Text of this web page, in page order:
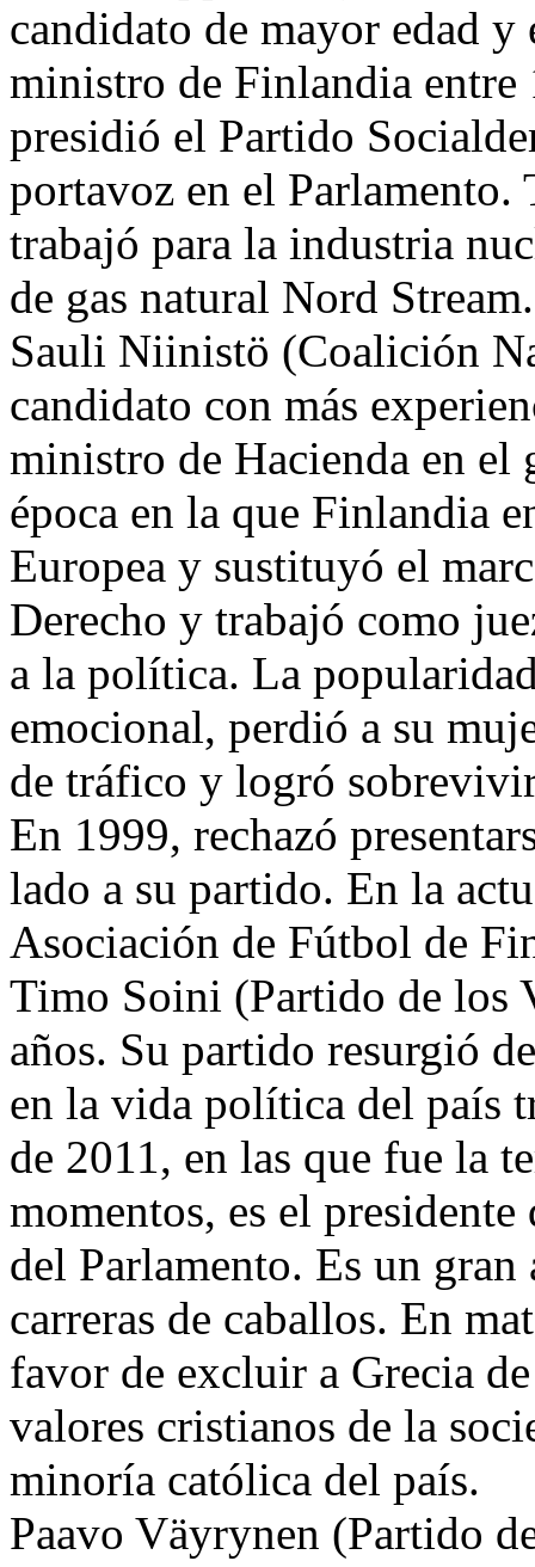
candidato de mayor edad
ministro de Finlandia
presidió el Partido
portavoz en el
trabajó para la industria
de gas natural Nord Stream.
Sauli Niinistö (Coalición
candidato con más
ministro de Hacienda en el
época en la que Finlandia
Europea y sustituyó el
Derecho y trabajó como
a la política. La
emocional, perdió a su
de tráfico y logró
En 1999, rechazó
lado a su partido. En la
Asociación de Fútbol de
Timo Soini (Partido de los
años. Su partido resurgió
en la vida política del país
de 2011, en las que fue la
momentos, es el
del Parlamento. Es un
carreras de caballos. En
favor de excluir a Grecia
valores cristianos de la
minoría católica del país.
Paavo Väyrynen (Partido